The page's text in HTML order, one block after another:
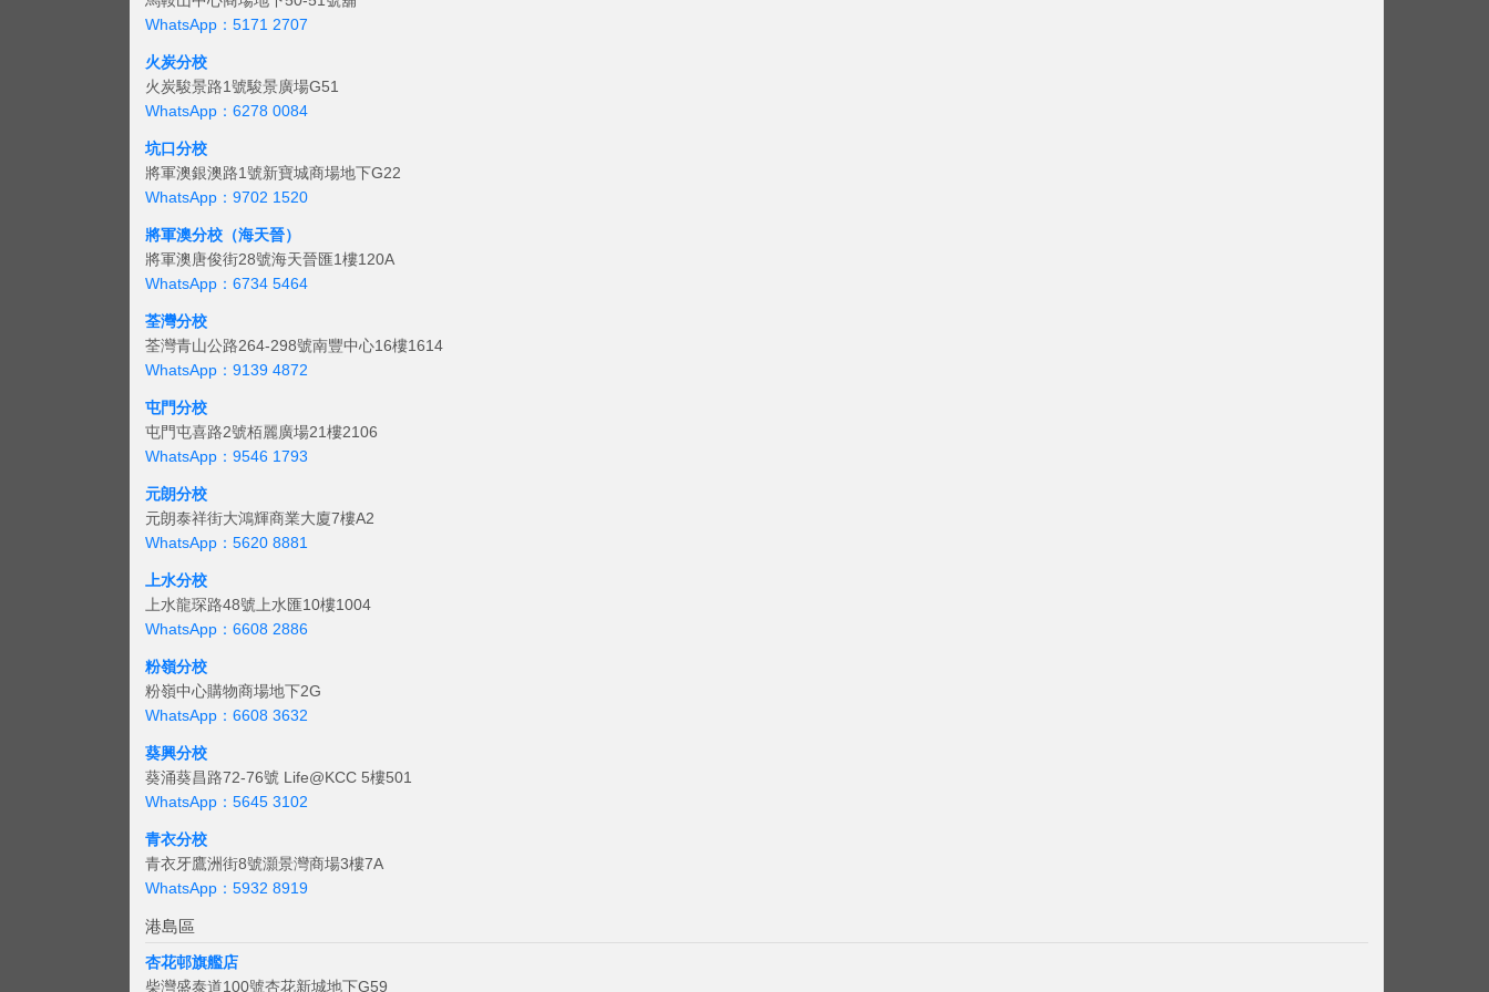
WhatsApp：5171 2707
火炭分校
火炭駿景路1號駿景廣場G51
WhatsApp：6278 0084
坑口分校
將軍澳銀澳路1號新寶城商場地下G22
WhatsApp：9702 1520
將軍澳分校（海天晉）
將軍澳唐俊街28號海天晉匯1樓120A
WhatsApp：6734 5464
荃灣分校
荃灣青山公路264-298號南豐中心16樓1614
WhatsApp：9139 4872
屯門分校
屯門屯喜路2號栢麗廣場21樓2106
WhatsApp：9546 1793
元朗分校
元朗泰祥街大鴻輝商業大廈7樓A2
WhatsApp：5620 8881
上水分校
上水龍琛路48號上水匯10樓1004
WhatsApp：6608 2886
粉嶺分校
粉嶺中心購物商場地下2G
WhatsApp：6608 3632
葵興分校
葵涌葵昌路72-76號 Life@KCC 5樓501
WhatsApp：5645 3102
青衣分校
青衣牙鷹洲街8號灝景灣商場3樓7A
WhatsApp：5932 8919
港島區
杏花邨旗艦店
柴灣盛泰道100號杏花新城地下G59